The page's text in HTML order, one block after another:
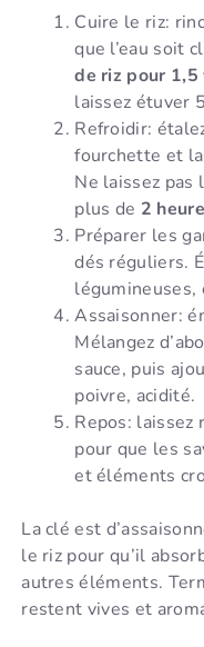
Cuire le riz:
que l’eau soit
de riz pour 1,5
laissez étuver
Refroidir:
fourchette et
Ne laissez pas
plus de 2
Préparer les
dés réguliers.
légumineuses,
Assaisonner:
Mélangez
sauce, puis
poivre, acidité.
Repos: laissez
pour que les
et éléments
La clé est
le riz pour qu’il
autres éléments.
restent vives et